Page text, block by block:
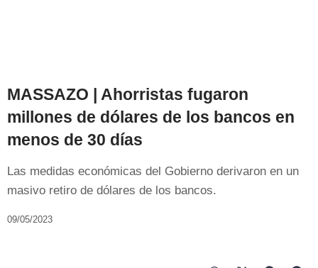
MASSAZO | Ahorristas fugaron
millones de dólares de los bancos en
menos de 30 días
Las medidas económicas del Gobierno derivaron en un
masivo retiro de dólares de los bancos.
09/05/2023